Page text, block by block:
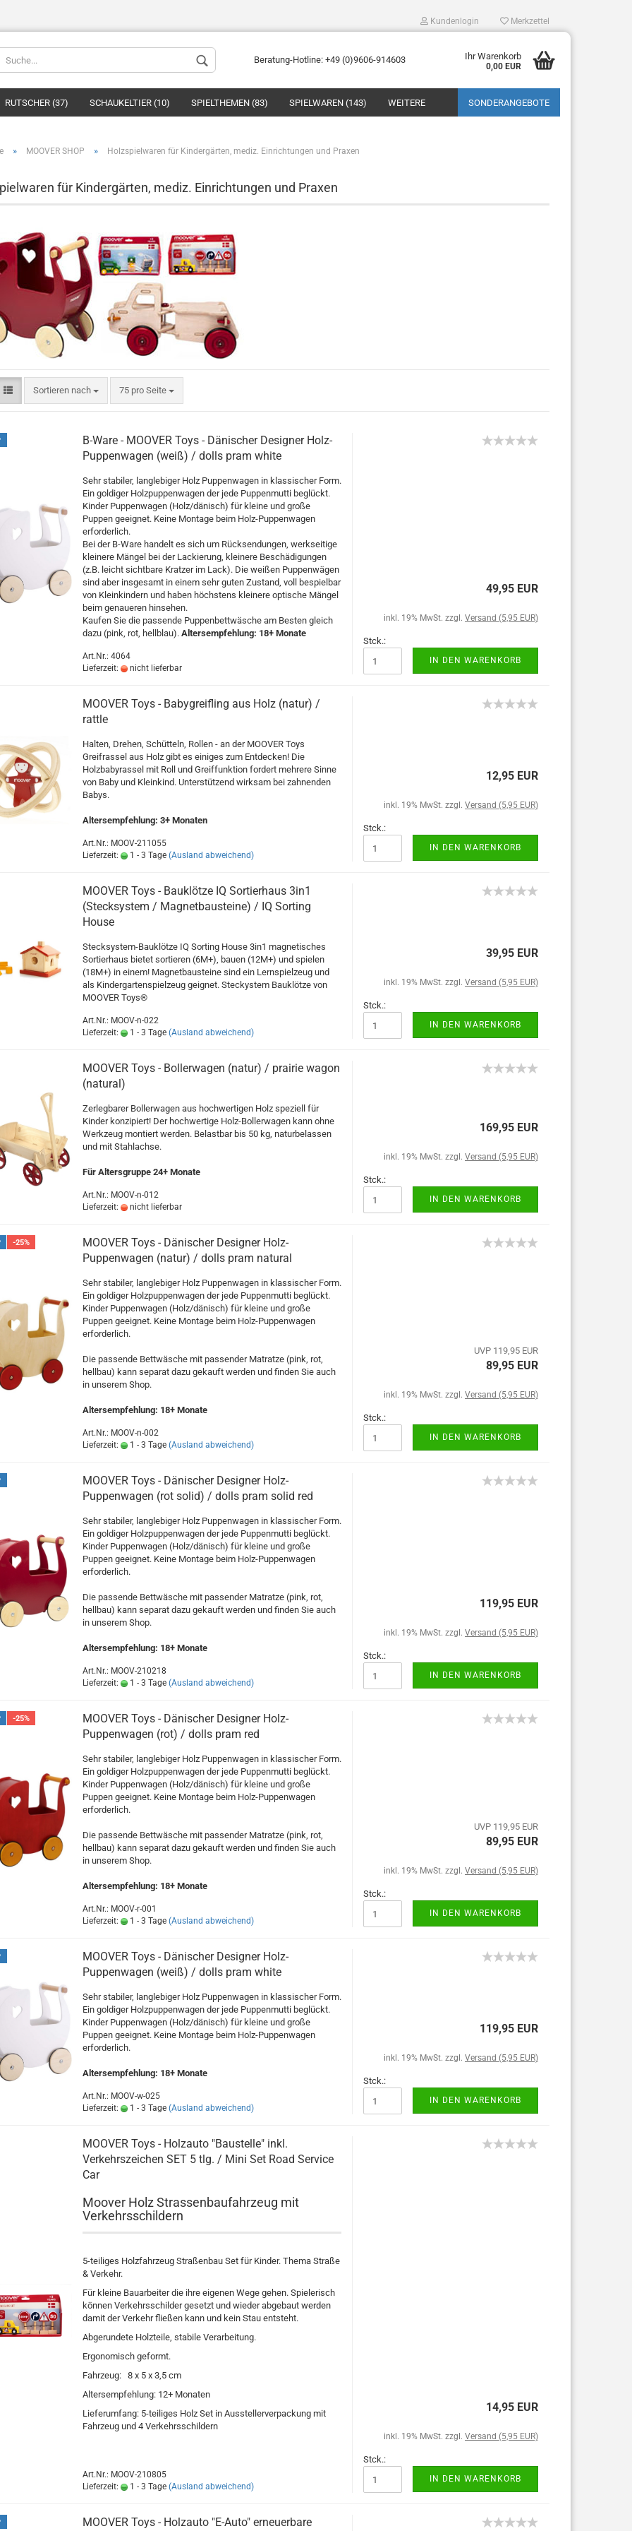
Kundenlogin Merkzettel
Beratung-Hotline: +49 (0)9606-914603 Ihr Warenkorb
0,00 EUR
RUTSCHER (37) SCHAUKELTIER (10) SPIELTHEMEN (83) SPIELWAREN (143) SONDERANGEBOTE
WEITERE
» MOOVER SHOP » Holzspielwaren für Kindergärten, mediz. Einrichtungen und Praxen
für Kindergärten, mediz. Einrichtungen und Praxen
Sortieren nach 75 pro Seite
B-Ware - MOOVER Toys - Dänischer Designer Holz-
Puppenwagen (weiß) / dolls pram white
Sehr stabiler, langlebiger Holz Puppenwagen in klassischer Form.
Ein goldiger Holzpuppenwagen der jede Puppenmutti beglückt.
Kinder Puppenwagen (Holz/dänisch) für kleine und große
Puppen geeignet. Keine Montage beim Holz-Puppenwagen
erforderlich.
Bei der B-Ware handelt es sich um Rücksendungen, werkseitige
kleinere Mängel bei der Lackierung, kleinere Beschädigungen
(z.B. leicht sichtbare Kratzer im Lack). Die weißen Puppenwägen
sind aber insgesamt in einem sehr guten Zustand, voll bespielbar
von Kleinkindern und haben höchstens kleinere optische Mängel
beim genaueren hinsehen.
Kaufen Sie die passende Puppenbettwäsche am Besten gleich
dazu (pink, rot, hellblau). Altersempfehlung: 18+ Monate
Art.Nr.: 4064
Lieferzeit:
nicht lieferbar
49,95 EUR
inkl. 19% MwSt. zzgl. Versand (5,95 EUR)
Stck.:
IN DEN WARENKORB
MOOVER Toys - Babygreifling aus Holz (natur) /
rattle
Halten, Drehen, Schütteln, Rollen - an der MOOVER Toys
Greifrassel aus Holz gibt es einiges zum Entdecken! Die
Holzbabyrassel mit Roll und Greiffunktion fordert mehrere Sinne
von Baby und Kleinkind. Unterstützend wirksam bei zahnenden
Babys.
Altersempfehlung: 3+ Monaten
Art.Nr.: MOOV-211055
Lieferzeit:
1 - 3 Tage (Ausland abweichend)
12,95 EUR
inkl. 19% MwSt. zzgl. Versand (5,95 EUR)
Stck.:
IN DEN WARENKORB
MOOVER Toys - Bauklötze IQ Sortierhaus 3in1
(Stecksystem / Magnetbausteine) / IQ Sorting
House
Stecksystem-Bauklötze IQ Sorting House 3in1 magnetisches
Sortierhaus bietet sortieren (6M+), bauen (12M+) und spielen
(18M+) in einem! Magnetbausteine sind ein Lernspielzeug und
als Kindergartenspielzeug geignet. Steckystem Bauklötze von
MOOVER Toys®
Art.Nr.: MOOV-n-022
Lieferzeit:
1 - 3 Tage (Ausland abweichend)
39,95 EUR
inkl. 19% MwSt. zzgl. Versand (5,95 EUR)
Stck.:
IN DEN WARENKORB
MOOVER Toys - Bollerwagen (natur) / prairie wagon
(natural)
Zerlegbarer Bollerwagen aus hochwertigen Holz speziell für
Kinder konzipiert! Der hochwertige Holz-Bollerwagen kann ohne
Werkzeug montiert werden. Belastbar bis 50 kg, naturbelassen
und mit Stahlachse.
Für Altersgruppe 24+ Monate
Art.Nr.: MOOV-n-012
Lieferzeit:
nicht lieferbar
169,95 EUR
inkl. 19% MwSt. zzgl. Versand (5,95 EUR)
Stck.:
IN DEN WARENKORB
-25%
MOOVER Toys - Dänischer Designer Holz-
Puppenwagen (natur) / dolls pram natural
Sehr stabiler, langlebiger Holz Puppenwagen in klassischer Form.
Ein goldiger Holzpuppenwagen der jede Puppenmutti beglückt.
Kinder Puppenwagen (Holz/dänisch) für kleine und große
Puppen geeignet. Keine Montage beim Holz-Puppenwagen
erforderlich.
Die passende Bettwäsche mit passender Matratze (pink, rot,
hellbau) kann separat dazu gekauft werden und finden Sie auch
in unserem Shop.
Altersempfehlung: 18+ Monate
Art.Nr.: MOOV-n-002
Lieferzeit:
1 - 3 Tage (Ausland abweichend)
UVP 119,95 EUR
89,95 EUR
inkl. 19% MwSt. zzgl. Versand (5,95 EUR)
Stck.:
IN DEN WARENKORB
MOOVER Toys - Dänischer Designer Holz-
Puppenwagen (rot solid) / dolls pram solid red
Sehr stabiler, langlebiger Holz Puppenwagen in klassischer Form.
Ein goldiger Holzpuppenwagen der jede Puppenmutti beglückt.
Kinder Puppenwagen (Holz/dänisch) für kleine und große
Puppen geeignet. Keine Montage beim Holz-Puppenwagen
erforderlich.
Die passende Bettwäsche mit passender Matratze (pink, rot,
hellbau) kann separat dazu gekauft werden und finden Sie auch
in unserem Shop.
Altersempfehlung: 18+ Monate
Art.Nr.: MOOV-210218
Lieferzeit:
1 - 3 Tage (Ausland abweichend)
119,95 EUR
inkl. 19% MwSt. zzgl. Versand (5,95 EUR)
Stck.:
IN DEN WARENKORB
-25%
MOOVER Toys - Dänischer Designer Holz-
Puppenwagen (rot) / dolls pram red
Sehr stabiler, langlebiger Holz Puppenwagen in klassischer Form.
Ein goldiger Holzpuppenwagen der jede Puppenmutti beglückt.
Kinder Puppenwagen (Holz/dänisch) für kleine und große
Puppen geeignet. Keine Montage beim Holz-Puppenwagen
erforderlich.
Die passende Bettwäsche mit passender Matratze (pink, rot,
hellbau) kann separat dazu gekauft werden und finden Sie auch
in unserem Shop.
Altersempfehlung: 18+ Monate
Art.Nr.: MOOV-r-001
Lieferzeit:
1 - 3 Tage (Ausland abweichend)
UVP 119,95 EUR
89,95 EUR
inkl. 19% MwSt. zzgl. Versand (5,95 EUR)
Stck.:
IN DEN WARENKORB
MOOVER Toys - Dänischer Designer Holz-
Puppenwagen (weiß) / dolls pram white
Sehr stabiler, langlebiger Holz Puppenwagen in klassischer Form.
Ein goldiger Holzpuppenwagen der jede Puppenmutti beglückt.
Kinder Puppenwagen (Holz/dänisch) für kleine und große
Puppen geeignet. Keine Montage beim Holz-Puppenwagen
erforderlich.
Altersempfehlung: 18+ Monate
Art.Nr.: MOOV-w-025
Lieferzeit:
1 - 3 Tage (Ausland abweichend)
119,95 EUR
inkl. 19% MwSt. zzgl. Versand (5,95 EUR)
Stck.:
IN DEN WARENKORB
MOOVER Toys - Holzauto "Baustelle" inkl.
Verkehrszeichen SET 5 tlg. / Mini Set Road Service
Car
Moover Holz Strassenbaufahrzeug mit
Verkehrsschildern
5-teiliges Holzfahrzeug Straßenbau Set für Kinder. Thema Straße
& Verkehr.
Für kleine Bauarbeiter die ihre eigenen Wege gehen. Spielerisch
können Verkehrsschilder gesetzt und wieder abgebaut werden
damit der Verkehr fließen kann und kein Stau entsteht.
Abgerundete Holzteile, stabile Verarbeitung.
Ergonomisch geformt.
Fahrzeug: 8 x 5 x 3,5 cm
Altersempfehlung: 12+ Monaten
Lieferumfang: 5-teiliges Holz Set in Ausstellerverpackung mit
Fahrzeug und 4 Verkehrsschildern
Art.Nr.: MOOV-210805
Lieferzeit:
1 - 3 Tage (Ausland abweichend)
14,95 EUR
inkl. 19% MwSt. zzgl. Versand (5,95 EUR)
Stck.:
IN DEN WARENKORB
MOOVER Toys - Holzauto "E-Auto" erneuerbare